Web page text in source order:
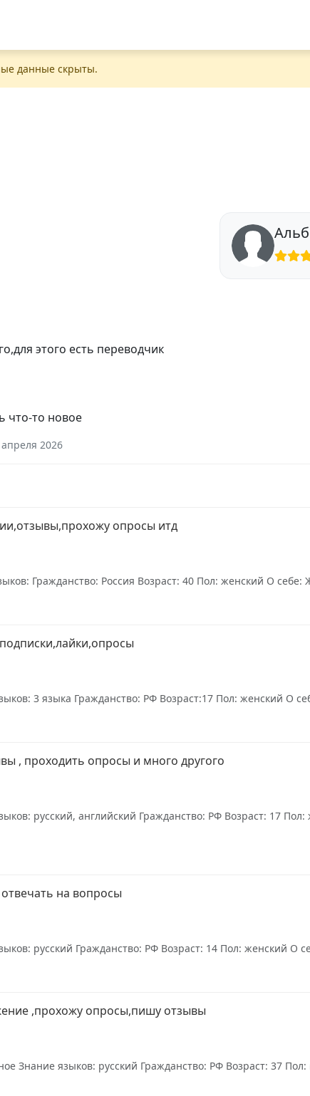
данные скрыты.
этого есть переводчик
что-то новое
2026
опросы итд
Гражданство: Россия Возраст: 40 Пол: женский О
3 языка Гражданство: РФ Возраст:17 Пол: женский О
, проходить опросы и много другого
русский, английский Гражданство: РФ Возраст: 17
на вопросы
русский Гражданство: РФ Возраст: 14 Пол: женский О
,прохожу опросы,пишу отзывы
Знание языков: русский Гражданство: РФ Возраст: 37